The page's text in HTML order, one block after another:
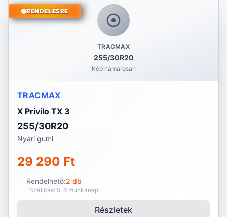
TRACMAX
255/30R20
Kép hamarosan
RENDELÉSRE
TRACMAX
X Privilo TX 3
255/30R20
Nyári gumi
29 290 Ft
Rendelhető:2 db
Szállítás: 5-6 munkanap
Részletek